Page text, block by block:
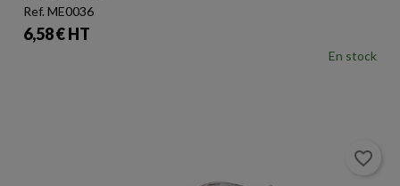
Ref. ME0036
Prix
6,58 € HT
En stock
favorite_border